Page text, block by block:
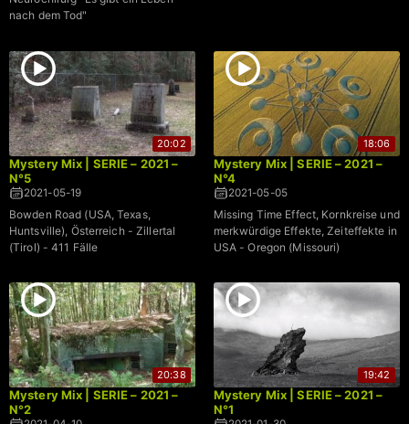
nach dem Tod"
20:02
Mystery Mix | SERIE – 2021 –
N°5
2021-05-19
Bowden Road (USA, Texas,
Huntsville), Österreich - Zillertal
(Tirol) - 411 Fälle
18:06
Mystery Mix | SERIE – 2021 –
N°4
2021-05-05
Missing Time Effect, Kornkreise und
merkwürdige Effekte, Zeiteffekte in
USA - Oregon (Missouri)
20:38
Mystery Mix | SERIE – 2021 –
N°2
19:42
Mystery Mix | SERIE – 2021 –
N°1